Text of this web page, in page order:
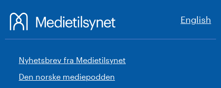
English
Nyhetsbrev fra Medietilsynet
Den norske mediepodden